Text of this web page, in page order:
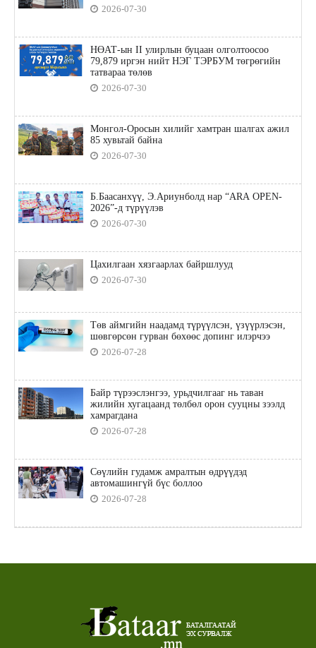
2026-07-30
НӨАТ-ын II улирлын буцаан олголтоосоо
79,879 иргэн нийт НЭГ ТЭРБУМ төгрөгийн
татвараа төлөв
2026-07-30
Монгол-Оросын хилийг хамтран шалгах ажил
85 хувьтай байна
2026-07-30
Б.Баасанхүү, Э.Ариунболд нар “ARA OPEN-
2026”-д түрүүлэв
2026-07-30
Цахилгаан хязгаарлах байршлууд
2026-07-30
Төв аймгийн наадамд түрүүлсэн, үзүүрлэсэн,
шөвгөрсөн гурван бөхөөс допинг илэрчээ
2026-07-28
Байр түрээслэнгээ, урьдчилгааг нь таван
жилийн хугацаанд төлбөл орон сууцны зээлд
хамрагдана
2026-07-28
Сөүлийн гудамж амралтын өдрүүдэд
автомашингүй бүс боллоо
2026-07-28